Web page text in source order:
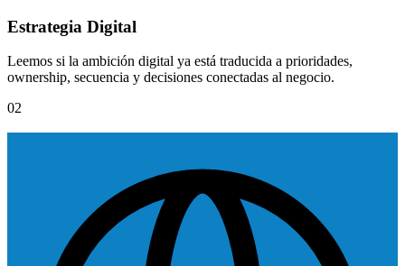
Estrategia Digital
Leemos si la ambición digital ya está traducida a prioridades,
ownership, secuencia y decisiones conectadas al negocio.
02